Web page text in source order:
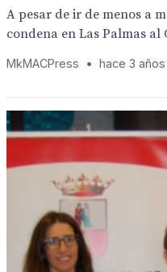
A pesar de ir de menos a
condena en Las Palmas al
MkMACPress • hace 3 años